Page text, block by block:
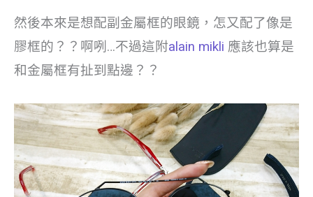
然後本來是想配副金屬框的眼鏡，怎又配了像是
膠框的？？啊咧…不過這附alain mikli 應該也算是
和金屬框有扯到點邊？？